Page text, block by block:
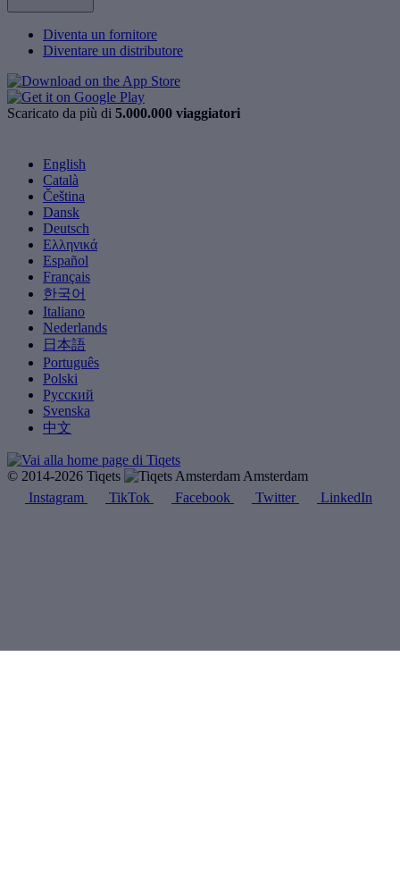
Diventa un fornitore
Diventare un distributore
Scaricato da più di 5.000.000 viaggiatori
English
Català
Čeština
Dansk
Deutsch
Ελληνικά
Español
Français
한국어
Italiano
Nederlands
日本語
Português
Polski
Русский
Svenska
中文
© 2014-2026 Tiqets
Amsterdam
Instagram
TikTok Facebook Twitter LinkedIn